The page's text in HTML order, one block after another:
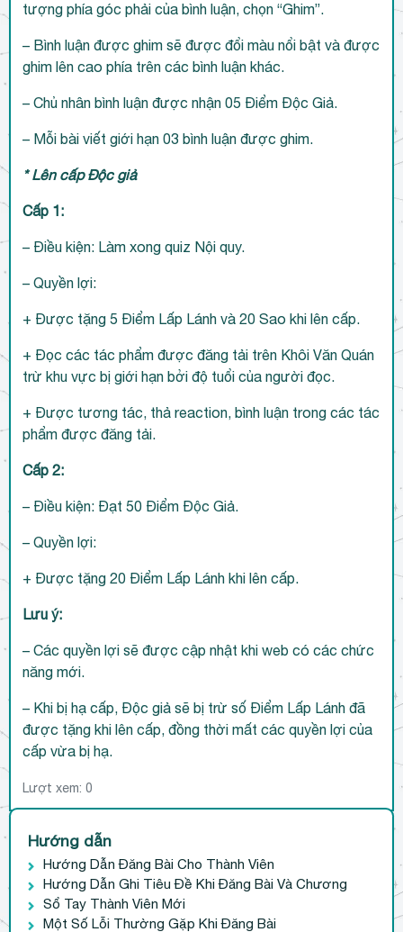
tượng phía góc phải của bình luận, chọn “Ghim”.
– Bình luận được ghim sẽ được đổi màu nổi bật và được
ghim lên cao phía trên các bình luận khác.
– Chủ nhân bình luận được nhận 05 Điểm Độc Giả.
– Mỗi bài viết giới hạn 03 bình luận được ghim.
* Lên cấp Độc giả
Cấp 1:
– Điều kiện: Làm xong quiz Nội quy.
– Quyền lợi:
+ Được tặng 5 Điểm Lấp Lánh và 20 Sao khi lên cấp.
+ Đọc các tác phẩm được đăng tải trên Khôi Văn Quán
trừ khu vực bị giới hạn bởi độ tuổi của người đọc.
+ Được tương tác, thả reaction, bình luận trong các tác
phẩm được đăng tải.
Cấp 2:
– Điều kiện: Đạt 50 Điểm Độc Giả.
– Quyền lợi:
+ Được tặng 20 Điểm Lấp Lánh khi lên cấp.
Lưu ý:
– Các quyền lợi sẽ được cập nhật khi web có các chức
năng mới.
– Khi bị hạ cấp, Độc giả sẽ bị trừ số Điểm Lấp Lánh đã
được tặng khi lên cấp, đồng thời mất các quyền lợi của
cấp vừa bị hạ.
Lượt xem: 0
Hướng dẫn
Hướng Dẫn Đăng Bài Cho Thành Viên
Hướng Dẫn Ghi Tiêu Đề Khi Đăng Bài Và Chương
Sổ Tay Thành Viên Mới
Một Số Lỗi Thường Gặp Khi Đăng Bài